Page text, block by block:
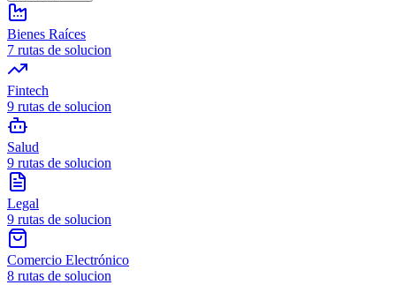
Bienes Raíces
7 rutas de solucion
Fintech
9 rutas de solucion
Salud
9 rutas de solucion
Legal
9 rutas de solucion
Comercio Electrónico
8 rutas de solucion